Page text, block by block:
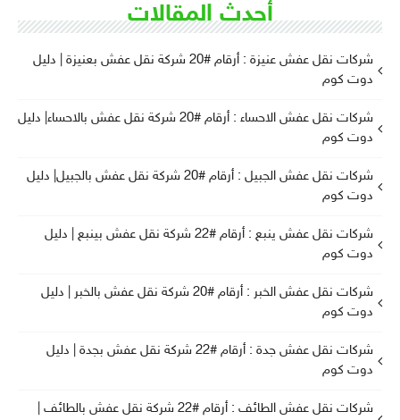
أحدث المقالات
شركات نقل عفش عنيزة : أرقام #20 شركة نقل عفش بعنيزة | دليل
دوت كوم
شركات نقل عفش الاحساء : أرقام #20 شركة نقل عفش بالاحساء| دليل
دوت كوم
شركات نقل عفش الجبيل : أرقام #20 شركة نقل عفش بالجبيل| دليل
دوت كوم
شركات نقل عفش ينبع : أرقام #22 شركة نقل عفش بينبع | دليل
دوت كوم
شركات نقل عفش الخبر : أرقام #20 شركة نقل عفش بالخبر | دليل
دوت كوم
شركات نقل عفش جدة : أرقام #22 شركة نقل عفش بجدة | دليل
دوت كوم
شركات نقل عفش الطائف : أرقام #22 شركة نقل عفش بالطائف |